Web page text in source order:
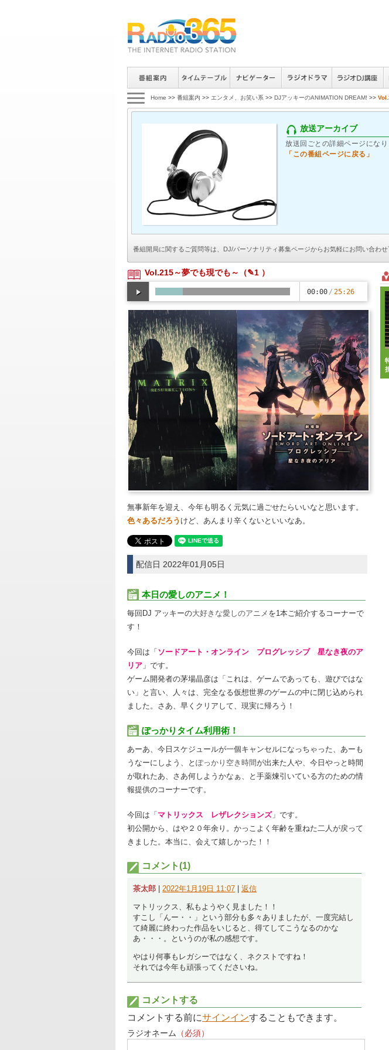
Home >> 番組案内 >> エンタメ、お笑い系 >> DJアッキーのANIMATION DREAM! >>
放送アーカイブ
放送回ごとの詳細ページになり
「この番組ページに戻る」
番組開局に関するご質問等は、 DJ/パーソナリティ募集ページからお気軽にお問い合わせ
Vol.215～夢でも現でも～ （✎1 ）
00:00 / 25:26
無事新年を迎え、今年も明るく元気に過ごせたらいいなと思います。
色々あるだろう けど、あんまり辛くないといいなあ。
配信日 2022年01月05日
本日の愛しのアニメ！
毎回DJ アッキーの大好きな愛しのアニメ を1本ご紹介するコーナーで
す！
今回は「 ソードアート・オンライン プログレッシブ 星なき夜のア
リア 」です。
ゲーム開発者の茅場晶彦は「これは、ゲームであっても、遊びではな
い」と言い、人々は、完全なる仮想世界のゲームの中に閉じ込められ
ました。さあ、早くクリアして、現実に帰ろう！
ぽっかりタイム利用術！
あーあ、今日スケジュールが一個キャンセルになっちゃった、あーも
うなーにしよう、と ぽっかり空き時間が出来た人や、今日やっと時間
が取れたあ、さあ何しようかなぁ、と手薬煉引いている方のための情
報提供のコーナーです。
今回は「 マトリックス レザレクションズ」です。
初公開から、はや２０年余り。かっこよく年齢を重ねた二人が戻って
きました。本当に、会えて嬉しかった！！
コメント(1)
茶太郎 2022年1月19日 11:07 返信
マトリックス、私もようやく見ました！！
すこし「んー・・」という部分も多々ありましたが、一度完結し
て綺麗に終わった作品をいじると、得てしてこうなるのかな
あ・・・。というのが私の感想です。
やはり何事もレガシーではなく、ネクストですね！
それでは今年も頑張ってくださいね。
コメントする
コメントする前にサインインすることもできます。
ラジオネーム （必須）